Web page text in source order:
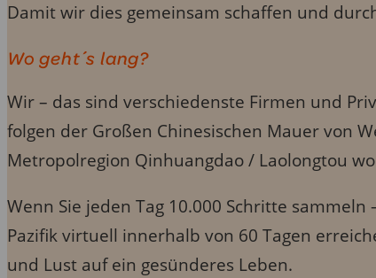
Damit wir dies gemeinsam schaffen und
Wo geht´s lang?
Wir – das sind verschiedenste Firmen und
folgen der Großen Chinesischen Mauer von
Metropolregion Qinhuangdao / Laolongtou
Wenn Sie jeden Tag 10.000 Schritte
Pazifik virtuell innerhalb von 60 Tagen
und Lust auf ein gesünderes Leben.